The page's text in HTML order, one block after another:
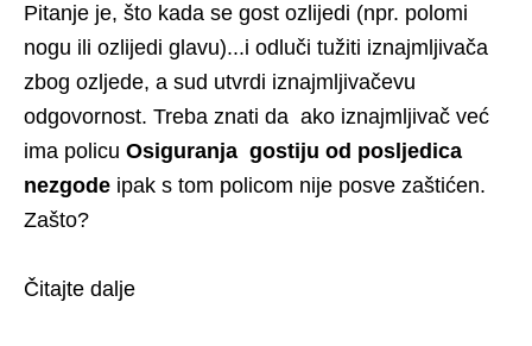
Pitanje je, što kada se gost ozlijedi (npr. polomi
nogu ili ozlijedi glavu)...i odluči tužiti iznajmljivača
zbog ozljede, a sud utvrdi iznajmljivačevu
odgovornost. Treba znati da ako iznajmljivač već
ima policu Osiguranja gostiju od posljedica
nezgode ipak s tom policom nije posve zaštićen.
Zašto? ​
Čitajte dalje